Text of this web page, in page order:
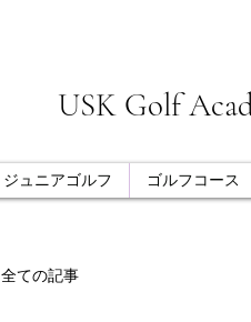
USK Golf
ジュニアゴルフ ゴルフコース
全ての記事